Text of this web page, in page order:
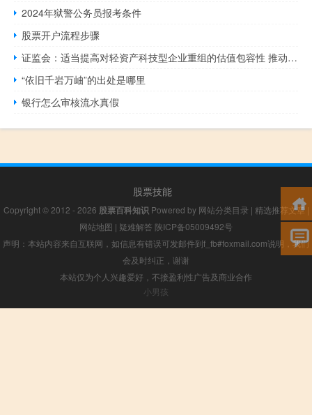
2024年狱警公务员报考条件
股票开户流程步骤
证监会：适当提高对轻资产科技型企业重组的估值包容性 推动央企加大上市公司并购重组整合力度
“依旧千岩万岫”的出处是哪里
银行怎么审核流水真假
股票技能
Copyright © 2012 - 2026 股票百科知识Powered by 网站分类目录 | 精选推荐文章|
网站地图 | 疑难解答 陕ICP备05009492号
声明：本站内容来自互联网，如信息有错误可发邮件到f_fb#foxmail.com说明，我们
会及时纠正，谢谢
本站仅为个人兴趣爱好，不接盈利性广告及商业合作
小男孩